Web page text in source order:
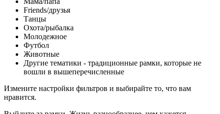
Friends/друзья
Танцы
Охота/рыбалка
Молодежное
Футбол
Животные
Другие тематики - традиционные рамки, которые не
вошли в вышеперечисленные
Измените настройки фильтров и выбирайте то, что вам
нравится.